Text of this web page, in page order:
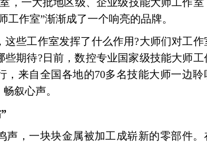
一大批地区级、企业级技能大师工作室
工作室”渐渐成了一个响亮的品牌。
些工作室发挥了什么作用?大师们对工作
期待?日前，数控专业国家级技能大师工
，来自全国各地的70多名技能大师一边聆
叙心声。
，一块块金属被加工成崭新的零部件。